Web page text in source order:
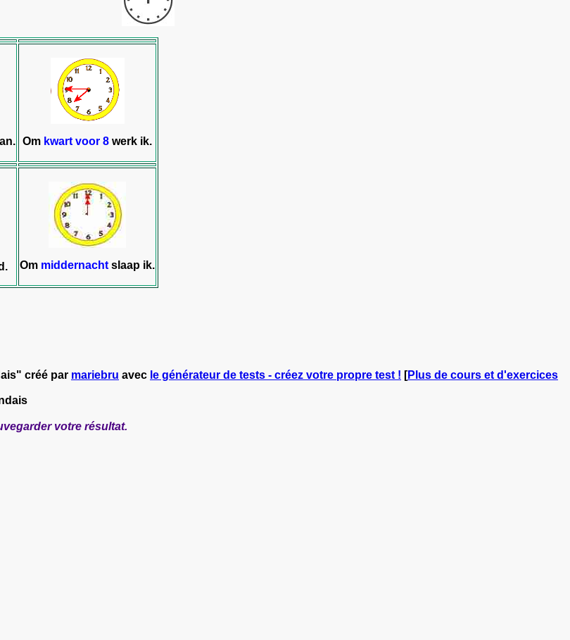
Om kwart voor 8 werk ik.
Om middernacht slaap ik.
créé par mariebru avec le générateur de tests - créez votre propre test ! [Plus de cours et d'exercices
votre résultat.